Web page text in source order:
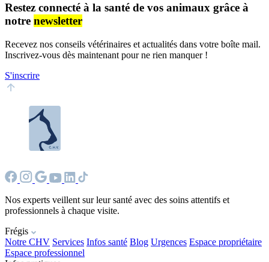
Restez connecté à la santé de vos animaux grâce à
notre newsletter
Recevez nos conseils vétérinaires et actualités dans votre boîte mail.
Inscrivez-vous dès maintenant pour ne rien manquer !
S'inscrire
Nos experts veillent sur leur santé avec des soins attentifs et
professionnels à chaque visite.
Frégis
Notre CHV Services Infos santé Blog Urgences Espace propriétaire
Espace professionnel